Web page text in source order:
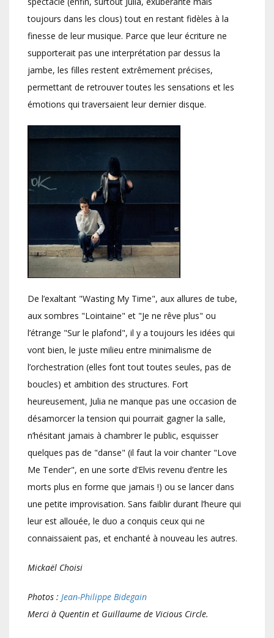
toujours dans les clous) tout en restant fidèles à la
finesse de leur musique. Parce que leur écriture ne
supporterait pas une interprétation par dessus la
jambe, les filles restent extrêmement précises,
permettant de retrouver toutes les sensations et les
émotions qui traversaient leur dernier disque.
De l’exaltant "Wasting My Time", aux allures de tube,
aux sombres "Lointaine" et "Je ne rêve plus" ou
l’étrange "Sur le plafond", il y a toujours les idées qui
vont bien, le juste milieu entre minimalisme de
l’orchestration (elles font tout toutes seules, pas de
boucles) et ambition des structures. Fort
heureusement, Julia ne manque pas une occasion de
désamorcer la tension qui pourrait gagner la salle,
n’hésitant jamais à chambrer le public, esquisser
quelques pas de "danse" (il faut la voir chanter "Love
Me Tender", en une sorte d’Elvis revenu d’entre les
morts plus en forme que jamais !) ou se lancer dans
une petite improvisation. Sans faiblir durant l’heure qui
leur est allouée, le duo a conquis ceux qui ne
connaissaient pas, et enchanté à nouveau les autres.
Mickaël Choisi
Photos : Jean-Philippe Bidegain
Merci à Quentin et Guillaume de Vicious Circle.